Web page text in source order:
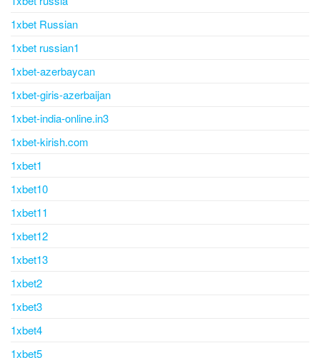
1xbet Russian
1xbet russian1
1xbet-azerbaycan
1xbet-giris-azerbaijan
1xbet-india-online.in3
1xbet-kirish.com
1xbet1
1xbet10
1xbet11
1xbet12
1xbet13
1xbet2
1xbet3
1xbet4
1xbet5